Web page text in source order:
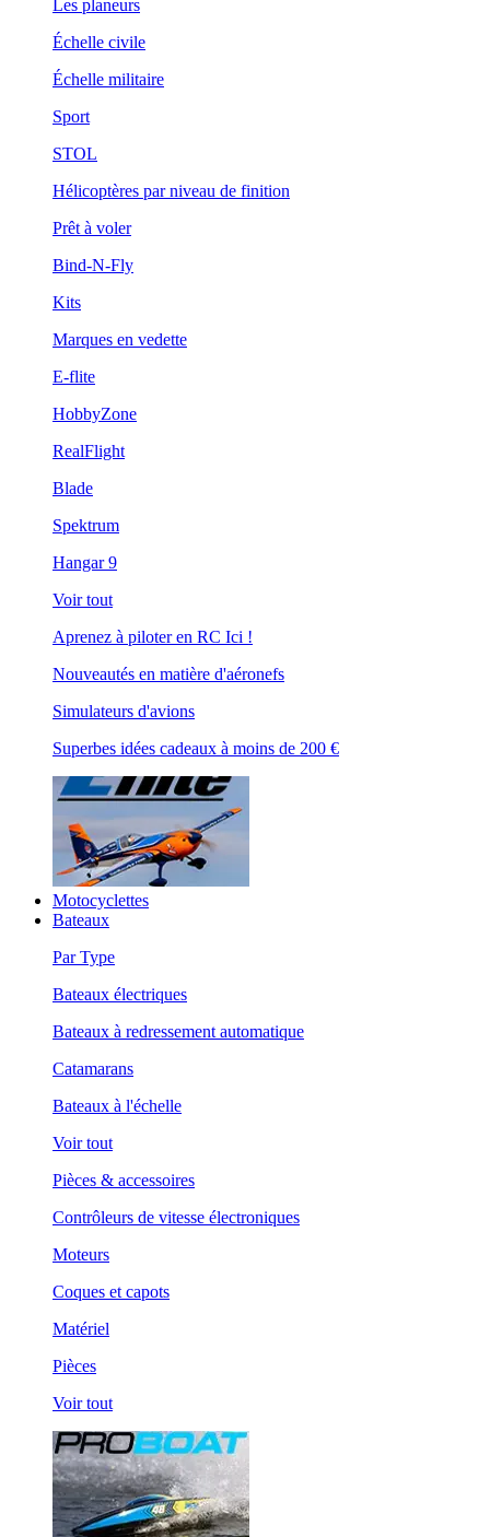
Les planeurs
Échelle civile
Échelle militaire
Sport
STOL
Hélicoptères par niveau de finition
Prêt à voler
Bind-N-Fly
Kits
Marques en vedette
E-flite
HobbyZone
RealFlight
Blade
Spektrum
Hangar 9
Voir tout
Aprenez à piloter en RC Ici !
Nouveautés en matière d'aéronefs
Simulateurs d'avions
Superbes idées cadeaux à moins de 200 €
Motocyclettes
Bateaux
Par Type
Bateaux électriques
Bateaux à redressement automatique
Catamarans
Bateaux à l'échelle
Voir tout
Pièces & accessoires
Contrôleurs de vitesse électroniques
Moteurs
Coques et capots
Matériel
Pièces
Voir tout